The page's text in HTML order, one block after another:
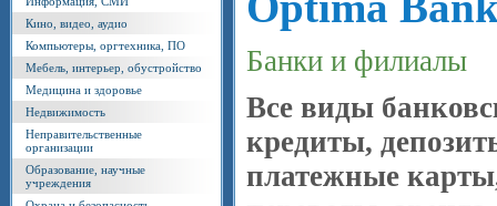
Кино, видео, аудио
Компьютеры, оргтехника, ПО
Мебель, интерьер, обустройство
Медицина и здоровье
Недвижимость
Неправительственные
организации
Образование, научные
учреждения
Банки и филиалы
Все виды
кредиты,
платежные